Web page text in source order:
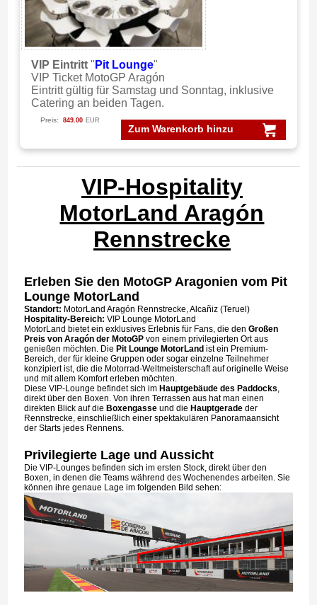
VIP Eintritt " Pit Lounge"
VIP Ticket MotoGP Aragón
Eintritt gültig für Samstag und Sonntag, inklusive
Catering an beiden Tagen.
Zum Warenkorb hinzu
Preis: 849.00 EUR
VIP-Hospitality
MotorLand Aragón
Rennstrecke
Erleben Sie den MotoGP Aragonien vom Pit
Lounge MotorLand
Standort: MotorLand Aragón Rennstrecke, Alcañiz (Teruel)
Hospitality-Bereich: VIP Lounge MotorLand
MotorLand bietet ein exklusives Erlebnis für Fans, die den Großen
Preis von Aragón der MotoGPvon einem privilegierten Ort aus
genießen möchten. Die Pit Lounge MotorLand ist ein Premium-
Bereich, der für kleine Gruppen oder sogar einzelne Teilnehmer
konzipiert ist, die die Motorrad-Weltmeisterschaft auf originelle Weise
und mit allem Komfort erleben möchten.
Diese VIP-Lounge befindet sich im Hauptgebäude des Paddocks,
direkt über den Boxen. Von ihren Terrassen aus hat man einen
direkten Blick auf die Boxengasseund die Hauptgeradeder
Rennstrecke, einschließlich einer spektakulären Panoramaansicht
der Starts jedes Rennens.
Privilegierte Lage und Aussicht
Die VIP-Lounges befinden sich im ersten Stock, direkt über den
Boxen, in denen die Teams während des Wochenendes arbeiten. Sie
können ihre genaue Lage im folgenden Bild sehen: